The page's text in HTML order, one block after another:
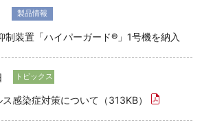
製品情報
制装置「ハイパーガード®」1号機を納入
トピックス
感染症対策について（313KB）